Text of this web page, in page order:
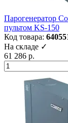
Парогенератор
пультом KS-150
Код товара:
На складе ✓
61 286 р.